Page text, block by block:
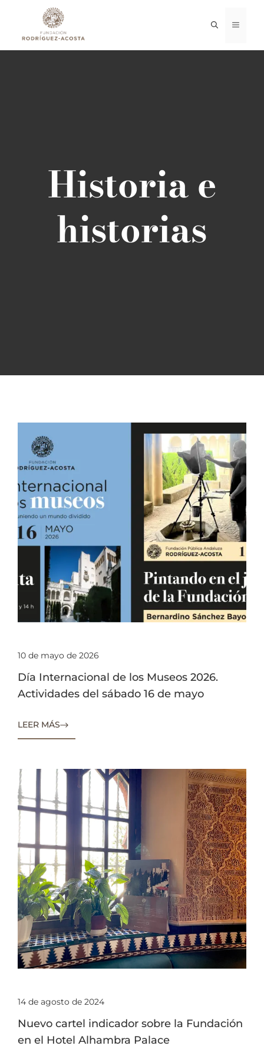
contenido
MENÚ
Historia e
historias
10 de mayo de 2026
Día Internacional de los Museos 2026.
Actividades del sábado 16 de mayo
LEER MÁS
14 de agosto de 2024
Nuevo cartel indicador sobre la Fundación
en el Hotel Alhambra Palace